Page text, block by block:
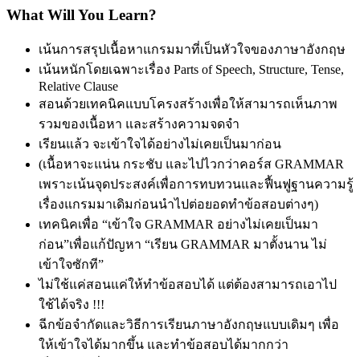
What Will You Learn?
เน้นการสรุปเนื้อหาแกรมมาที่เป็นหัวใจของภาษาอังกฤษ
เน้นหนักโดยเฉพาะเรื่อง Parts of Speech, Structure, Tense,
Relative Clause
สอนด้วยเทคนิคแบบโครงสร้างเพื่อให้สามารถเห็นภาพ
รวมของเนื้อหา และสร้างความจดจำ
เรียนแล้ว จะเข้าใจได้อย่างไม่เคยเป็นมาก่อน
(เนื้อหาจะแน่น กระชับ และไปไวกว่าคอร์ส GRAMMAR
เพราะเน้นจุดประสงค์เพื่อการทบทวนและฟื้นฟูฐานความรู้
เรื่องแกรมมาเดิมก่อนนำไปต่อยอดทำข้อสอบต่างๆ)
เทคนิคเพื่อ “เข้าใจ GRAMMAR อย่างไม่เคยเป็นมา
ก่อน”เพื่อแก้ปัญหา “เรียน GRAMMAR มาตั้งนาน ไม่
เข้าใจซักที”
ไม่ใช้แค่สอนแค่ให้ทำข้อสอบได้ แต่ต้องสามารถเอาไป
ใช้ได้จริง !!!
ฉีกข้อจำกัดและวิธีการเรียนภาษาอังกฤษแบบเดิมๆ เพื่อ
ให้เข้าใจได้มากขึ้น และทำข้อสอบได้มากกว่า